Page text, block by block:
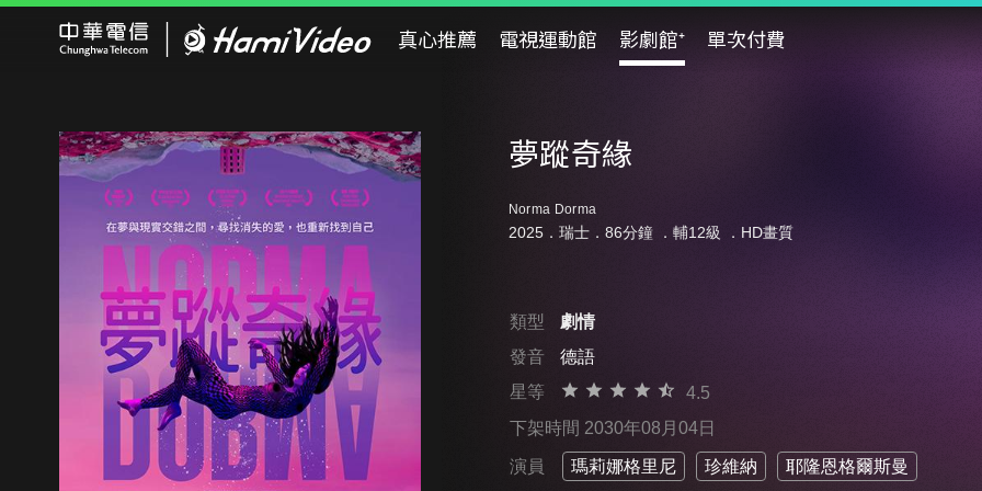
真心推薦 電視運動館 影劇館⁺ 單次付費
夢蹤奇緣
Norma Dorma
2025．瑞士．86分鐘 ． 輔12級 ．HD畫質
類型
劇情
發音
德語
星等
4.5
下架時間 2030年08月04日
演員 瑪莉娜格里尼 珍維納 耶隆恩格爾斯曼